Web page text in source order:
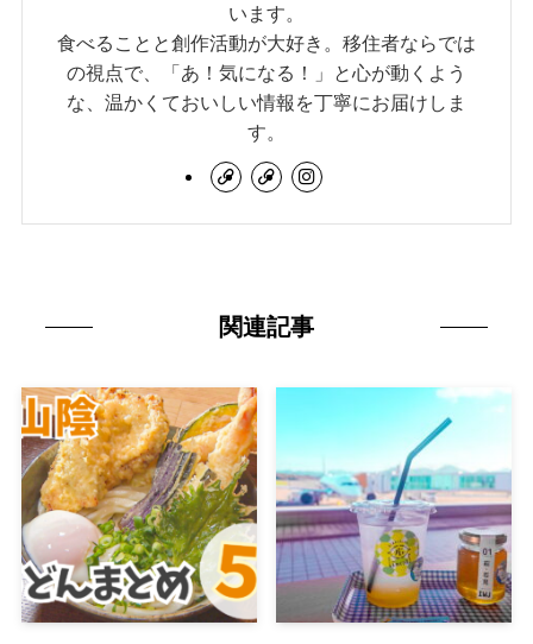
います。
食べることと創作活動が大好き。移住者ならでは
の視点で、「あ！気になる！」と心が動くよう
な、温かくておいしい情報を丁寧にお届けしま
す。
関連記事